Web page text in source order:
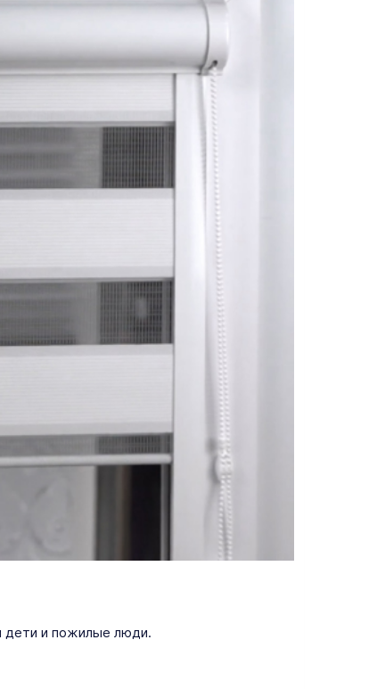
дети и пожилые люди.